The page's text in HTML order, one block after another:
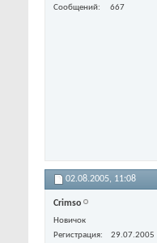
Сообщений
667
02.08.2005, 11:08
Crimso
Новичок
Регистрация
29.07.2005